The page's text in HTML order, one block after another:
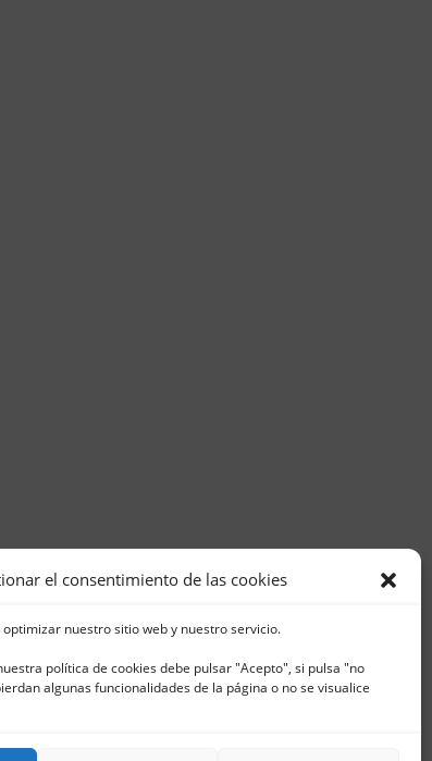
el consentimiento de las cookies
nuestro sitio web y nuestro servicio.
política de cookies debe pulsar "Acepto", si pulsa "no
algunas funcionalidades de la página o no se visualice
965 796 008 |